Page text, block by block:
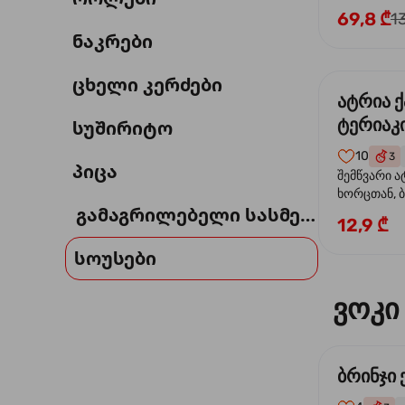
ნაკრები
ცხელი კერძები
სუშირიტო
პიცა
გამაგრილებელი სასმელი
სოუსები
69,8 ₾
ატრია
10 3
შემწვარი
ხორცთან,
და
12,9 ₾
ვოკი
ბრინჯი